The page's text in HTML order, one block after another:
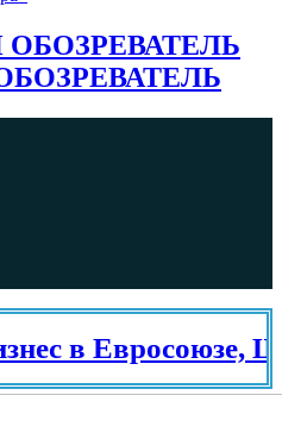
в Евросоюзе,